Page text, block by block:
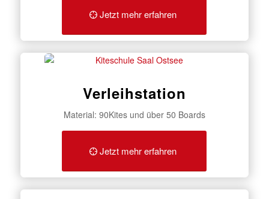
Jetzt mehr erfahren
Verleihstation
Material: 90Kites und über 50 Boards
Jetzt mehr erfahren